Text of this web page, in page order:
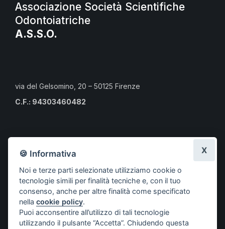
Associazione Società Scientifiche
Odontoiatriche
A.S.S.O.
via del Gelsomino, 20 – 50125 Firenze
C.F.: 94303460482
Risorse per i professionisti
Risorse per i cittadini
Risorse per gli Studenti CLMOPD
A.S.S.O.
Società aderenti
🍪 Informativa
Noi e terze parti selezionate utilizziamo cookie o
tecnologie simili per finalità tecniche e, con il tuo
consenso, anche per altre finalità come specificato
nellacookie policy.
Puoi acconsentire all’utilizzo di tali tecnologie
utilizzando il pulsante “Accetta”. Chiudendo questa
X